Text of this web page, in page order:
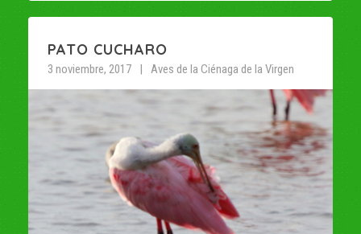
PATO CUCHARO
3 noviembre, 2017 Aves de la Ciénaga de la Virgen